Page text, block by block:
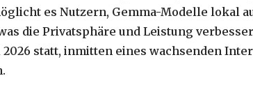
es Nutzern, Gemma-Modelle lokal
die Privatsphäre und Leistung
2026 statt, inmitten eines wachsenden